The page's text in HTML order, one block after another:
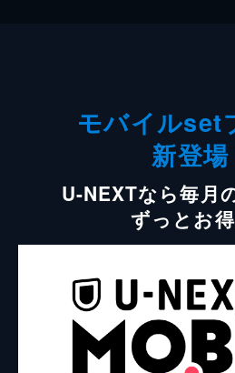
モバイルset
新登場
U-NEXTなら毎月
ずっとお得